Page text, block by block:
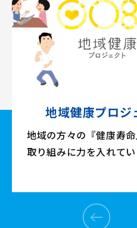
地域健康プロジ
地域の方々の『健康寿
取り組みに力を入れてい